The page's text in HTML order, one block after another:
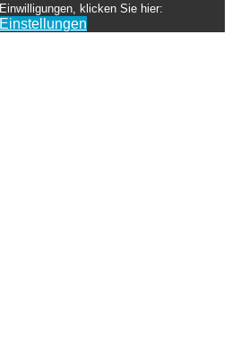
Einwilligungen, klicken Sie hier:
Einstellungen